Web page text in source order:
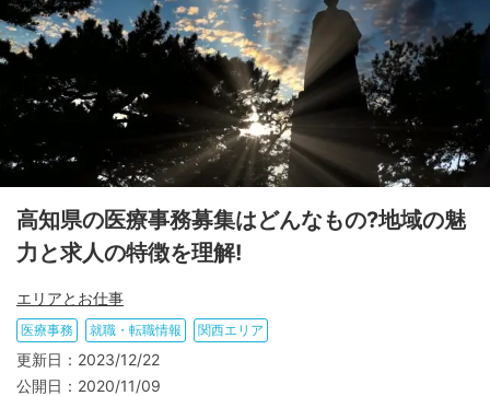
高知県の医療事務募集はどんなもの?地域の魅
力と求人の特徴を理解!
エリアとお仕事
医療事務 就職・転職情報 関西エリア
更新日： 2023/12/22
公開日： 2020/11/09